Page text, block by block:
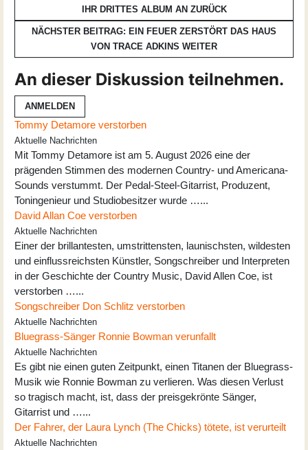
IHR DRITTES ALBUM AN ZURÜCK
NÄCHSTER BEITRAG: EIN FEUER ZERSTÖRT DAS HAUS
VON TRACE ADKINS WEITER
An dieser Diskussion teilnehmen.
ANMELDEN
Tommy Detamore verstorben
Aktuelle Nachrichten
Mit Tommy Detamore ist am 5. August 2026 eine der
prägenden Stimmen des modernen Country- und Americana-
Sounds verstummt. Der Pedal-Steel-Gitarrist, Produzent,
Toningenieur und Studiobesitzer wurde …...
David Allan Coe verstorben
Aktuelle Nachrichten
Einer der brillantesten, umstrittensten, launischsten, wildesten
und einflussreichsten Künstler, Songschreiber und Interpreten
in der Geschichte der Country Music, David Allen Coe, ist
verstorben …...
Songschreiber Don Schlitz verstorben
Aktuelle Nachrichten
Bluegrass-Sänger Ronnie Bowman verunfallt
Aktuelle Nachrichten
Es gibt nie einen guten Zeitpunkt, einen Titanen der Bluegrass-
Musik wie Ronnie Bowman zu verlieren. Was diesen Verlust
so tragisch macht, ist, dass der preisgekrönte Sänger,
Gitarrist und …...
Der Fahrer, der Laura Lynch (The Chicks) tötete, ist verurteilt
Aktuelle Nachrichten